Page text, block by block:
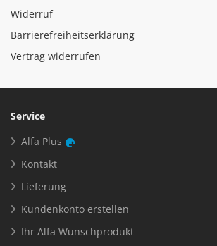
Widerruf
Barrierefreiheitserklärung
Vertrag widerrufen
Service
Alfa Plus
Kontakt
Lieferung
Kundenkonto erstellen
Ihr Alfa Wunschprodukt